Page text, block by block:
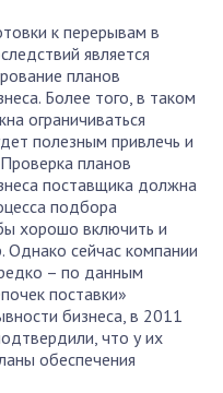
к перерывам в
является
планов
Более того, в таком
ограничиваться
полезным привлечь и
планов
поставщика должна
подбора
хорошо включить и
Однако сейчас компании
– по данным
поставки»
бизнеса, в 2011
что у их
обеспечения